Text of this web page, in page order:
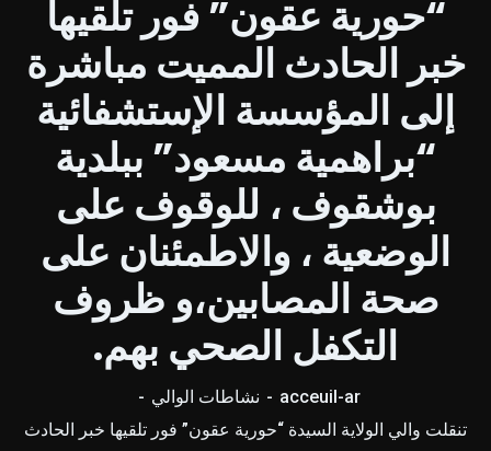
“حورية عقون” فور تلقيها
خبر الحادث المميت مباشرة
إلى المؤسسة الإستشفائية
“براهمية مسعود” ببلدية
بوشقوف ، للوقوف على
الوضعية ، والاطمئنان على
صحة المصابين،و ظروف
التكفل الصحي بهم.
acceuil-ar
نشاطات الوالي
تنقلت والي الولاية السيدة “حورية عقون” فور تلقيها خبر الحادث